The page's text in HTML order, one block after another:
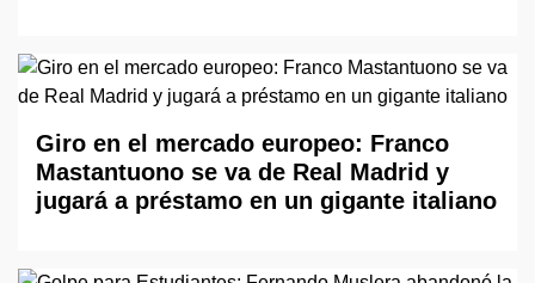
Giro en el mercado europeo: Franco
Mastantuono se va de Real Madrid y
jugará a préstamo en un gigante italiano